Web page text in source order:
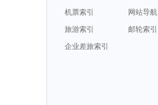
机票索引
网站导航
旅游索引
邮轮索引
企业差旅索引